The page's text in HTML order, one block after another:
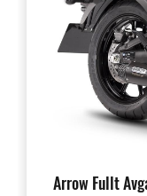
Arrow Fullt